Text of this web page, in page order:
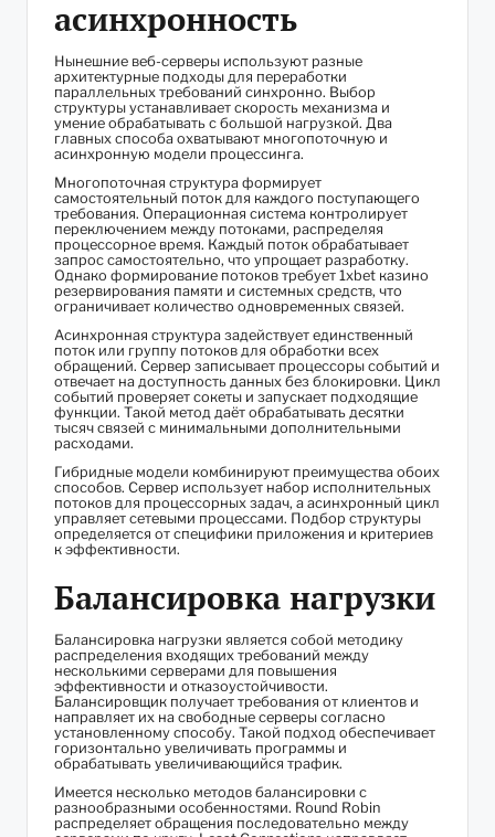
асинхронность
Нынешние веб-серверы используют разные
архитектурные подходы для переработки
параллельных требований синхронно. Выбор
структуры устанавливает скорость механизма и
умение обрабатывать с большой нагрузкой. Два
главных способа охватывают многопоточную и
асинхронную модели процессинга.
Многопоточная структура формирует
самостоятельный поток для каждого поступающего
требования. Операционная система контролирует
переключением между потоками, распределяя
процессорное время. Каждый поток обрабатывает
запрос самостоятельно, что упрощает разработку.
Однако формирование потоков требует 1xbet казино
резервирования памяти и системных средств, что
ограничивает количество одновременных связей.
Асинхронная структура задействует единственный
поток или группу потоков для обработки всех
обращений. Сервер записывает процессоры событий и
отвечает на доступность данных без блокировки. Цикл
событий проверяет сокеты и запускает подходящие
функции. Такой метод даёт обрабатывать десятки
тысяч связей с минимальными дополнительными
расходами.
Гибридные модели комбинируют преимущества обоих
способов. Сервер использует набор исполнительных
потоков для процессорных задач, а асинхронный цикл
управляет сетевыми процессами. Подбор структуры
определяется от специфики приложения и критериев
к эффективности.
Балансировка нагрузки
Балансировка нагрузки является собой методику
распределения входящих требований между
несколькими серверами для повышения
эффективности и отказоустойчивости.
Балансировщик получает требования от клиентов и
направляет их на свободные серверы согласно
установленному способу. Такой подход обеспечивает
горизонтально увеличивать программы и
обрабатывать увеличивающийся трафик.
Имеется несколько методов балансировки с
разнообразными особенностями. Round Robin
распределяет обращения последовательно между